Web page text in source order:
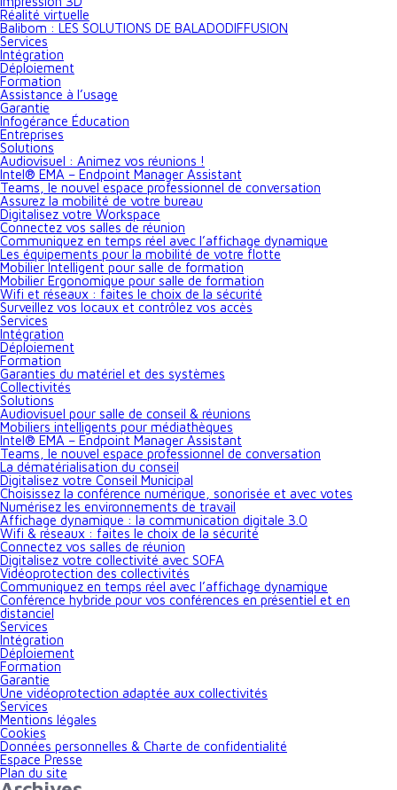
Réalité virtuelle
Balibom : LES SOLUTIONS DE BALADODIFFUSION
Services
Intégration
Déploiement
Formation
Assistance à l’usage
Garantie
Infogérance Éducation
Entreprises
Solutions
Audiovisuel : Animez vos réunions !
Intel® EMA – Endpoint Manager Assistant
Teams, le nouvel espace professionnel de conversation
Assurez la mobilité de votre bureau
Digitalisez votre Workspace
Connectez vos salles de réunion
Communiquez en temps réel avec l’affichage dynamique
Les équipements pour la mobilité de votre flotte
Mobilier Intelligent pour salle de formation
Mobilier Ergonomique pour salle de formation
Wifi et réseaux : faites le choix de la sécurité
Surveillez vos locaux et contrôlez vos accès
Services
Intégration
Déploiement
Formation
Garanties du matériel et des systèmes
Collectivités
Solutions
Audiovisuel pour salle de conseil & réunions
Mobiliers intelligents pour médiathèques
Intel® EMA – Endpoint Manager Assistant
Teams, le nouvel espace professionnel de conversation
La dématérialisation du conseil
Digitalisez votre Conseil Municipal
Choisissez la conférence numérique, sonorisée et avec votes
Numérisez les environnements de travail
Affichage dynamique : la communication digitale 3.0
Wifi & réseaux : faites le choix de la sécurité
Connectez vos salles de réunion
Digitalisez votre collectivité avec SOFA
Vidéoprotection des collectivités
Communiquez en temps réel avec l’affichage dynamique
Conférence hybride pour vos conférences en présentiel et en
distanciel
Services
Intégration
Déploiement
Formation
Garantie
Une vidéoprotection adaptée aux collectivités
Services
Mentions légales
Cookies
Données personnelles & Charte de confidentialité
Espace Presse
Plan du site